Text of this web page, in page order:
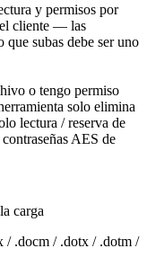
y permisos por
cliente — las
subas debe ser uno
o tengo permiso
solo elimina
lectura / reserva de
AES de
carga
/ .docm / .dotx / .dotm /